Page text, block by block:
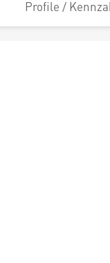
Profile /